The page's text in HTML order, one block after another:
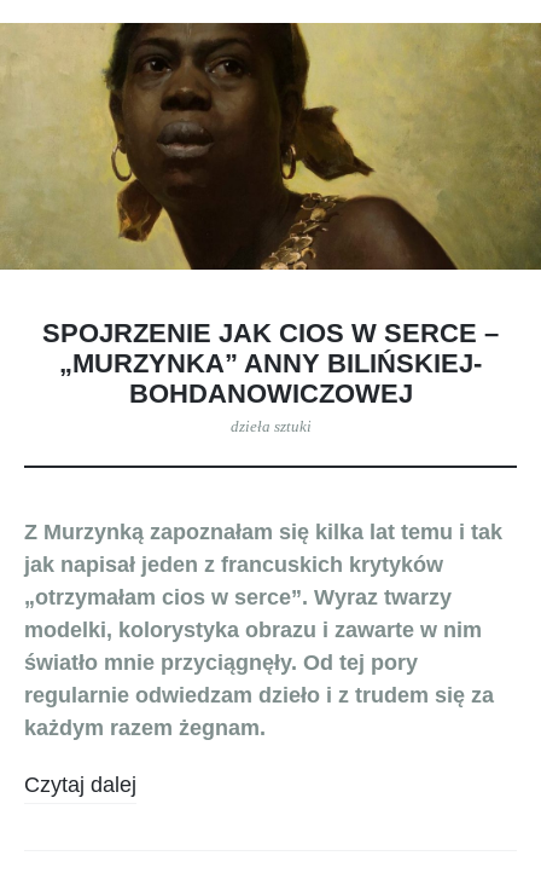
SPOJRZENIE JAK CIOS W SERCE –
„MURZYNKA” ANNY BILIŃSKIEJ-
BOHDANOWICZOWEJ
dzieła sztuki
Z Murzynką zapoznałam się kilka lat temu i tak
jak napisał jeden z francuskich krytyków
„otrzymałam cios w serce”. Wyraz twarzy
modelki, kolorystyka obrazu i zawarte w nim
światło mnie przyciągnęły. Od tej pory
regularnie odwiedzam dzieło i z trudem się za
każdym razem żegnam.
Czytaj dalej